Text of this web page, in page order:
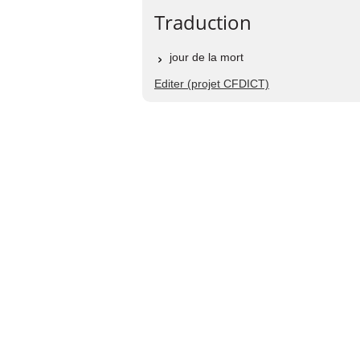
Traduction
jour de la mort
Editer (projet CFDICT)